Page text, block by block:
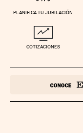
PLANIFICA TU JUBILACIÓN
COTIZACIONES